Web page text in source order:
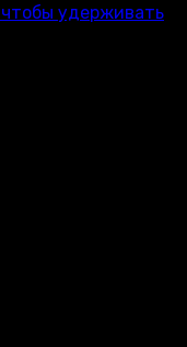
чтобы удерживать